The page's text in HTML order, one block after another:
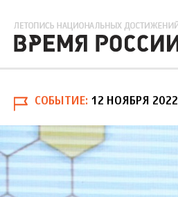
СОБЫТИЕ 12 НОЯБРЯ 2022